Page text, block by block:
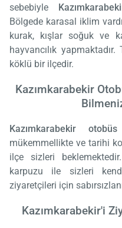
sebebiyle
Bölgede karasal iklim
kurak, kışlar soğuk ve
hayvancılık
köklü bir ilçedir.
Kazımkarabekir
Kazımkarabekir
mükemmellikte ve tarihi
ilçe sizleri
karpuzu ile sizleri
ziyaretçileri için
Kazımkarabekir'i